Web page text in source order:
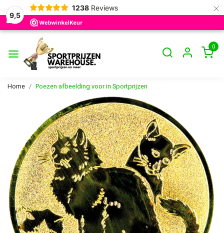
9,5
1238 Reviews ×
0
Home Poezen afbeelding voor in Sportprijzen